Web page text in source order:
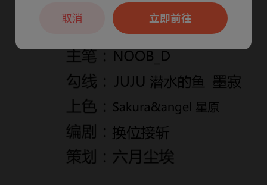
户7天免费看立即前往
取消